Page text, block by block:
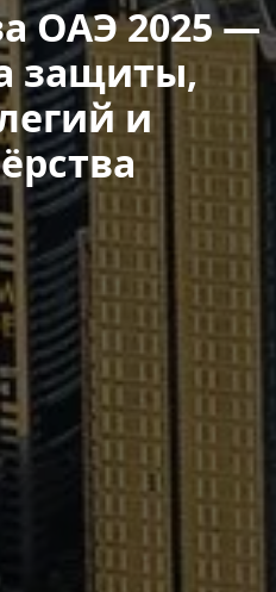
ОАЭ 2025 —
защиты,
и